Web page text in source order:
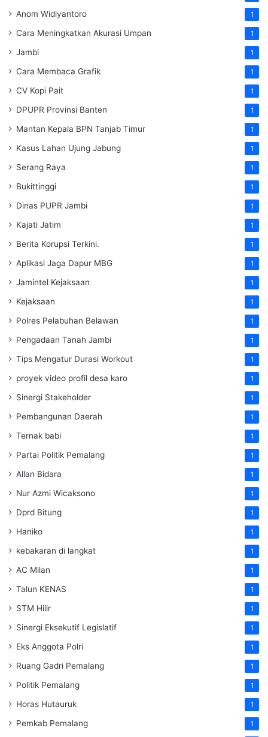
Anom Widiyantoro 1
Cara Meningkatkan Akurasi Umpan 1
Jambi 1
Cara Membaca Grafik 1
CV Kopi Pait 1
DPUPR Provinsi Banten 1
Mantan Kepala BPN Tanjab Timur 1
Kasus Lahan Ujung Jabung 1
Serang Raya 1
Bukittinggi 1
Dinas PUPR Jambi 1
Kajati Jatim 1
Berita Korupsi Terkini. 1
Aplikasi Jaga Dapur MBG 1
Jamintel Kejaksaan 1
Kejaksaan 1
Polres Pelabuhan Belawan 1
Pengadaan Tanah Jambi 1
Tips Mengatur Durasi Workout 1
proyek video profil desa karo 1
Sinergi Stakeholder 1
Pembangunan Daerah 1
Ternak babi 1
Partai Politik Pemalang 1
Allan Bidara 1
Nur Azmi Wicaksono 1
Dprd Bitung 1
Haniko 1
kebakaran di langkat 1
AC Milan 1
Talun KENAS 1
STM Hilir 1
Sinergi Eksekutif Legislatif 1
Eks Anggota Polri 1
Ruang Gadri Pemalang 1
Politik Pemalang 1
Horas Hutauruk 1
Pemkab Pemalang 1